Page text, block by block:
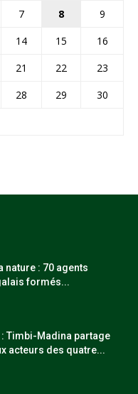
7 8
9
14 15
16
21 22
23
28 29
30
nature : 70 agents
formés...
Timbi-Madina partage
acteurs des quatre...